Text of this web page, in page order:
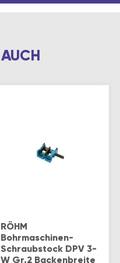
RÖHM
Bohrmaschinen-
Schraubstock DPV 3-
W Gr.2 Backenbreite